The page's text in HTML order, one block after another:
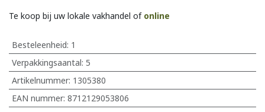
Te koop bij uw lokale vakhandel of online
Besteleenheid: 1
Verpakkingsaantal: 5
Artikelnummer: 1305380
EAN nummer: 8712129053806